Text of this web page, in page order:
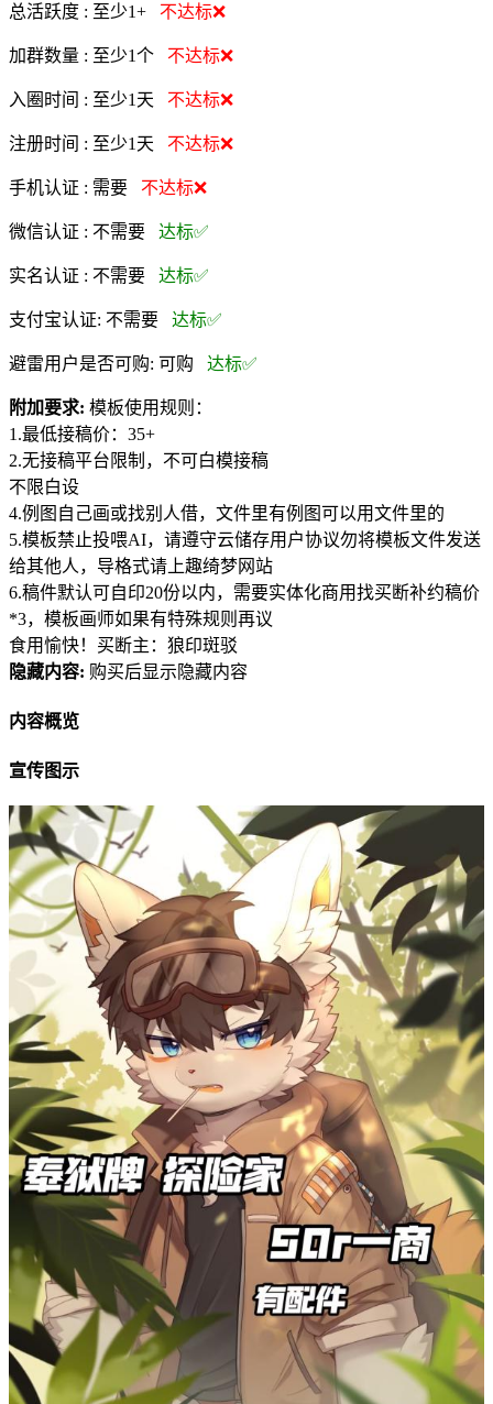
总活跃度 : 至少1+ 不达标❌
加群数量 : 至少1个 不达标❌
入圈时间 : 至少1天 不达标❌
注册时间 : 至少1天 不达标❌
手机认证 : 需要 不达标❌
微信认证 : 不需要 达标✅
实名认证 : 不需要 达标✅
支付宝认证: 不需要 达标✅
避雷用户是否可购: 可购 达标✅
附加要求: 模板使用规则：
1.最低接稿价：35+
2.无接稿平台限制，不可白模接稿
不限白设
4.例图自己画或找别人借，文件里有例图可以用文件里的
5.模板禁止投喂AI，请遵守云储存用户协议勿将模板文件发送
给其他人，导格式请上趣绮梦网站
6.稿件默认可自印20份以内，需要实体化商用找买断补约稿价
*3，模板画师如果有特殊规则再议
食用愉快！买断主：狼印斑驳
隐藏内容: 购买后显示隐藏内容
内容概览
宣传图示